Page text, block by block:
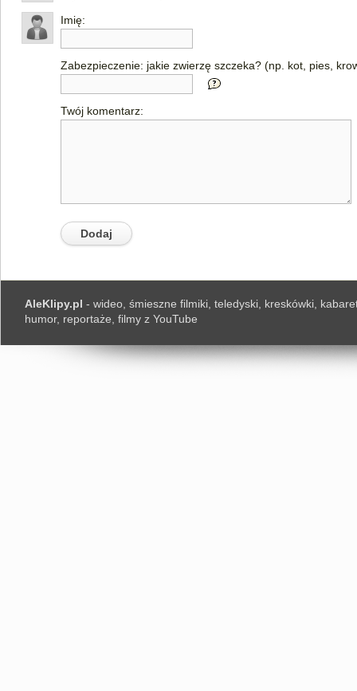
Imię:
Zabezpieczenie: jakie zwierzę szczeka? (np. kot, pies,
Twój komentarz:
AleKlipy.pl - wideo, śmieszne filmiki, teledyski, kreskówki,
humor, reportaże, filmy z YouTube